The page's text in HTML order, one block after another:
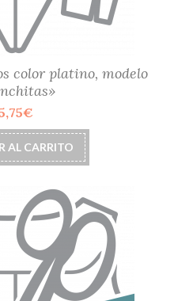
color platino, modelo
€
AL CARRITO